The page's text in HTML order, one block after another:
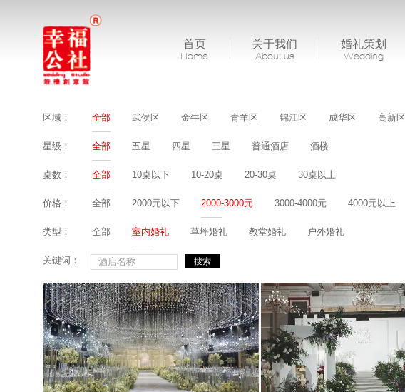
首页
Home
关于我们
About us
婚礼策划
Wedding
区域： 全部 武侯区 金牛区 青羊区 锦江区 成华区 高新区
星级： 全部 五星 四星 三星 普通酒店 酒楼
桌数： 全部 10桌以下 10-20桌 20-30桌 30桌以上
价格： 全部 2000元以下 2000-3000元 3000-4000元 4000元以上
类型： 全部 室内婚礼 草坪婚礼 教堂婚礼 户外婚礼
关键词：